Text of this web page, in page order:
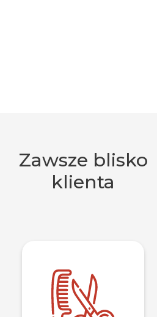
Zawsze blisko
klienta